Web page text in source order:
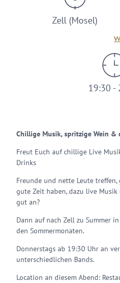
Zell (Mosel)
19:30 -
Chillige Musik, spritzige Wein &
Freut Euch auf chillige Live
Drinks
Freunde und nette Leute
gute Zeit haben, dazu live
gut an?
Dann auf nach Zell zu Summer
den Sommermonaten.
Donnerstags ab 19:30 Uhr an
unterschiedlichen Bands.
Location an diesem Abend: